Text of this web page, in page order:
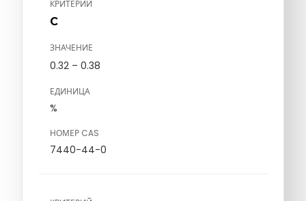
КРИТЕРИЙ
C
ЗНАЧЕНИЕ
0.32 – 0.38
ЕДИНИЦА
%
НОМЕР CAS
7440-44-0